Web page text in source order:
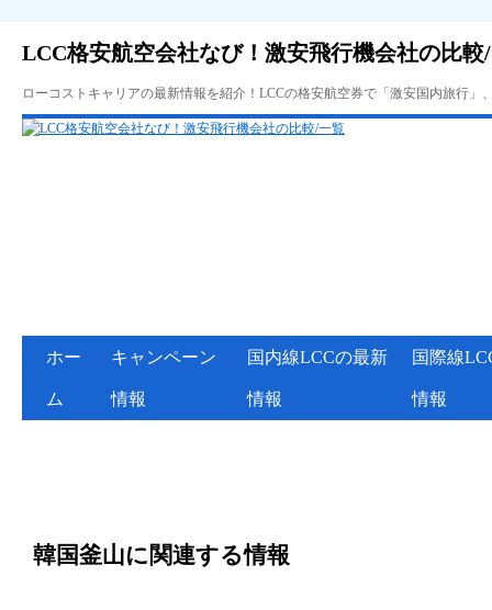
LCC格安航空会社なび！激安飛行機会社の比較
ローコストキャリアの最新情報を紹介！LCCの格安航空券で「激安国内旅行
ホー
ム
キャンペーン
情報
国内線LCCの最新
情報
国際線
情報
韓国釜山に関連する情報